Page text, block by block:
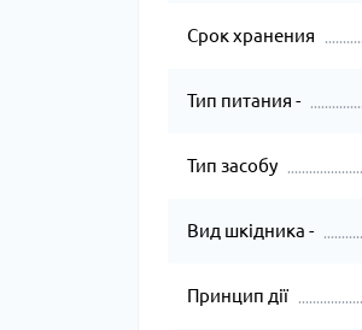
Срок хранения
Тип питания -
Тип засобу
Вид шкідника -
Принцип дії